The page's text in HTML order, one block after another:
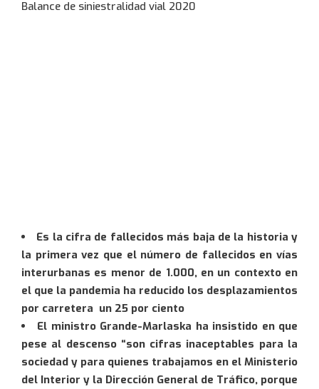
Abantailen kluba
Etxe asegurua
Bidaia-asegurua
Berriak
Informazio interesgarria
Balance de siniestralidad vial 2020
Es la cifra de fallecidos más baja de la historia y
la primera vez que el número de fallecidos en vías
interurbanas es menor de 1.000, en un contexto en
el que la pandemia ha reducido los desplazamientos
por carretera un 25 por ciento
El ministro Grande-Marlaska ha insistido en que
pese al descenso “son cifras inaceptables para la
sociedad y para quienes trabajamos en el Ministerio
del Interior y la Dirección General de Tráfico, porque